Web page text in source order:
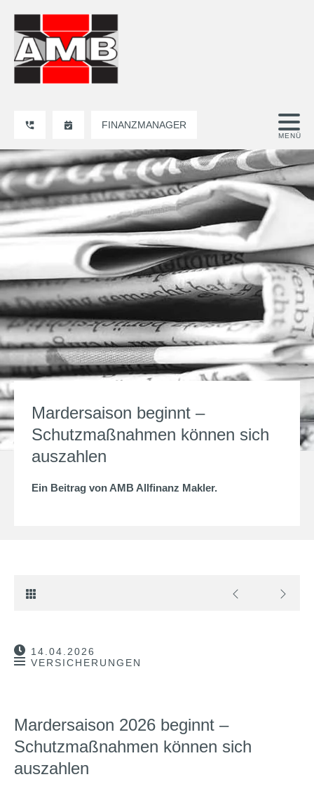
FINANZMANAGER
Mardersaison beginnt –
Schutzmaßnahmen können sich
auszahlen
Ein Beitrag von AMB Allfinanz Makler.
14.04.2026
VERSICHERUNGEN
Mardersaison 2026 beginnt –
Schutzmaßnahmen können sich
auszahlen